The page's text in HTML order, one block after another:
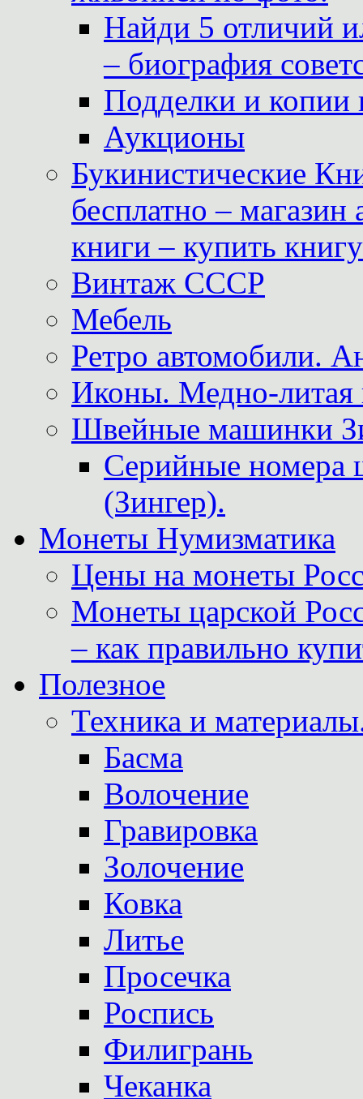
Найди 5 отличий
– биография
Подделки и копии
Аукционы
Букинистические
бесплатно –
книги – купить
Винтаж СССР
Мебель
Ретро автомобили.
Иконы. Медно-литая
Швейные машинки
Серийные
(Зингер).
Монеты Нумизматика
Цены на монеты
Монеты царской
– как правильно
Полезное
Техника и
Басма
Волочение
Гравировка
Золочение
Ковка
Литье
Просечка
Роспись
Филигрань
Чеканка